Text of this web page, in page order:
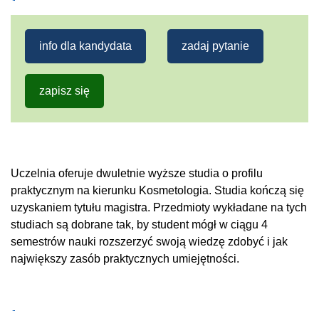
info dla kandydata zadaj pytanie
zapisz się
Uczelnia oferuje dwuletnie wyższe studia o profilu
praktycznym na kierunku Kosmetologia. Studia kończą się
uzyskaniem tytułu magistra. Przedmioty wykładane na tych
studiach są dobrane tak, by student mógł w ciągu 4
semestrów nauki rozszerzyć swoją wiedzę zdobyć i jak
największy zasób praktycznych umiejętności.